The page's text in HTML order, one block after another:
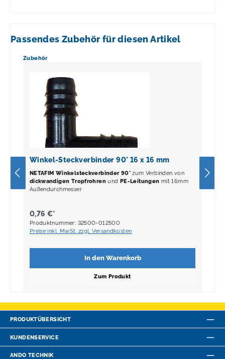
Passendes Zubehör für diesen Artikel
Produktgalerie überspringen
Zubehör
Winkel-Steckverbinder 90° 16 x 16 mm
NETAFIM Winkelsteckverbinder 90°zum Verbinden von
dickwandigen Tropfrohrenund PE-Leitungen mit 16mm
Außendurchmesser
0,76 €*
Produktnummer: 32500-012500
Preise inkl. MwSt. zzgl. Versandkosten
In den Warenkorb
Zum Produkt
PRODUKTÜBERSICHT
KUNDENSERVICE
ANDO TECHNIK